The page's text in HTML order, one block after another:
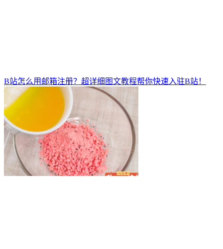
B站怎么用邮箱注册？超详细图文教程帮你快速入驻B站！